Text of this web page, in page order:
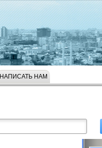
НАПИСАТЬ НАМ